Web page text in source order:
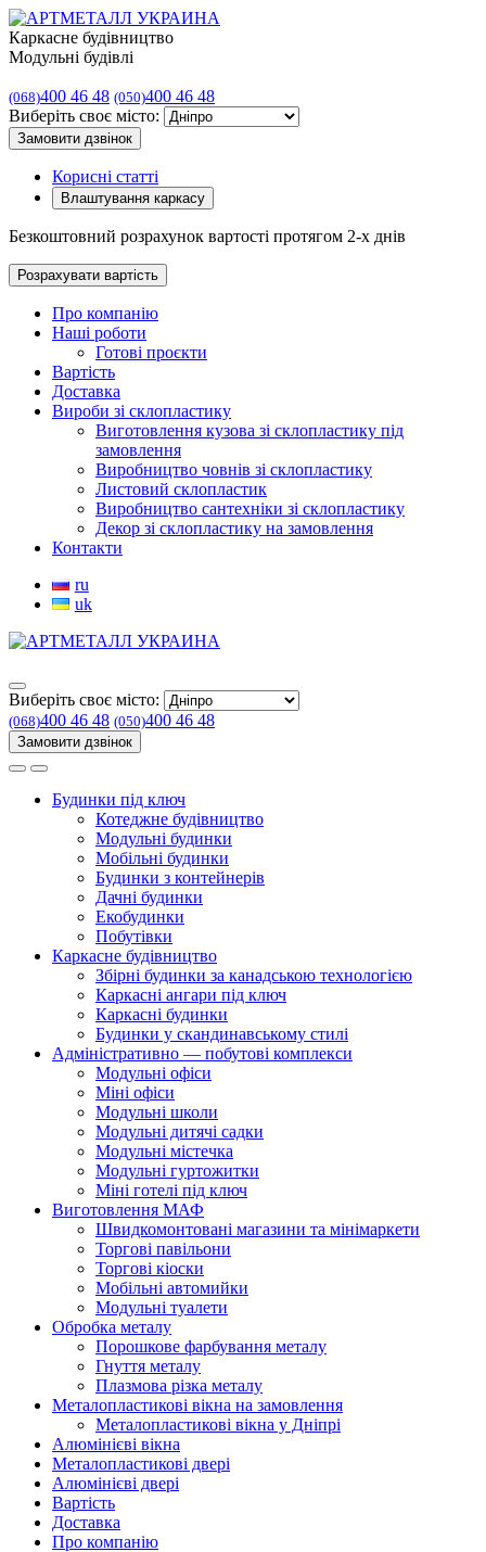
Каркасне будівництво
Модульні будівлі
(068)400 46 48 (050)400 46 48
Виберіть своє місто:
Замовити дзвінок
Корисні статті
Влаштування каркасу
Безкоштовний розрахунок вартості протягом 2-х днів
Розрахувати вартість
Про компанію
Наші роботи
Готові проєкти
Вартість
Доставка
Вироби зі склопластику
Виготовлення кузова зі склопластику під
замовлення
Виробництво човнів зі склопластику
Листовий склопластик
Виробництво сантехніки зі склопластику
Декор зі склопластику на замовлення
Контакти
ru
uk
Виберіть своє місто:
(068)400 46 48 (050)400 46 48
Замовити дзвінок
Будинки під ключ
Котеджне будівництво
Модульні будинки
Мобільні будинки
Будинки з контейнерів
Дачні будинки
Екобудинки
Побутівки
Каркасне будівництво
Збірні будинки за канадською технологією
Каркасні ангари під ключ
Каркасні будинки
Будинки у скандинавському стилі
Адміністративно — побутові комплекси
Модульні офіси
Міні офіси
Модульні школи
Модульні дитячі садки
Модульні містечка
Модульні гуртожитки
Міні готелі під ключ
Виготовлення МАФ
Швидкомонтовані магазини та мінімаркети
Торгові павільони
Торгові кіоски
Мобільні автомийки
Модульні туалети
Обробка металу
Порошкове фарбування металу
Гнуття металу
Плазмова різка металу
Металопластикові вікна на замовлення
Металопластикові вікна у Дніпрі
Алюмінієві вікна
Металопластикові двері
Алюмінієві двері
Вартість
Доставка
Про компанію